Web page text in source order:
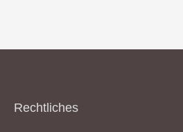
Rechtliches